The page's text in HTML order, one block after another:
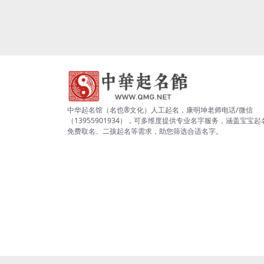
中华起名馆（名也®文化）人工起名，康明坤老师电话/微信
（13955901934），可多维度提供专业名字服务，涵盖宝宝起
免费取名、二孩起名等需求，助您筛选合适名字。